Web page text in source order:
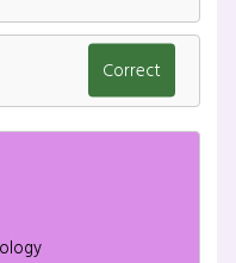
Correct